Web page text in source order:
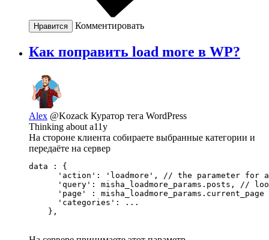
Нравится Комментировать
Как поправить load more в WP?
Alex @Kozack Куратор тега WordPress
Thinking about a11y
На стороне клиента собираете выбранные категории и
передаёте на сервер
data : {
'action': 'loadmore', // the parameter for
'query': misha_loadmore_params.posts, //
'page' : misha_loadmore_params.current_page
      'categories': ...
    },